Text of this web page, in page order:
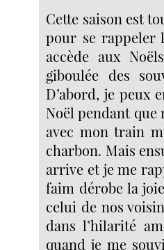
Cette saison est
pour se rappeler
accède aux
giboulée des
D’abord, je peux
Noël pendant que
avec mon train
charbon. Mais
arrive et je me
faim dérobe la
celui de nos
dans l’hilarité
quand je me